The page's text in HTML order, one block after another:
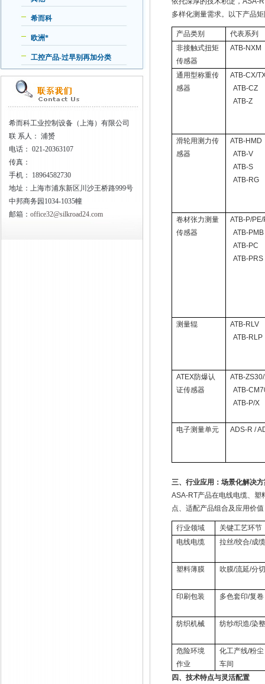
希而科
欧洲*
工控产品-过早别再加分类
希而科工业控制设备（上海）有限公司
联 系人： 浦赟
电话： 021-20363107
传真：
手机：
18964582730
地址：上海市浦东新区川沙王桥路999号
中邦商务园1034-1035幢
邮箱： office32@silkroad24.com
多样化测量需求。以下产品
产品类别
代表系列
非接触式扭矩
传感器
ATB-NXM
通用型称重传
感器
ATB-CX/
ATB-CZ
ATB-Z
滑轮用测力传
感器
ATB-HMD
ATB-V
ATB-S
ATB-RG
卷材张力测量
传感器
ATB-P/
ATB-PMB
ATB-PC
ATB-PRS
测量辊
ATB-RLV
ATB-RLP
ATEX防爆认
证传感器
ATB-
ATB-
ATB-P/X
电子测量单元 ADS-R /
三、行业应用：场景化解决
ASA-RT产品在电线电缆、塑
点、适配产品组合及应用价
行业领域
关键工艺环节
电线电缆
拉丝/绞合/成
塑料薄膜 吹膜/流延/分
印刷包装 多色套印/复卷
纺织机械 纺纱/织造/染
危险环境
作业
化工产线/粉尘
车间
四、技术特点与灵活配置